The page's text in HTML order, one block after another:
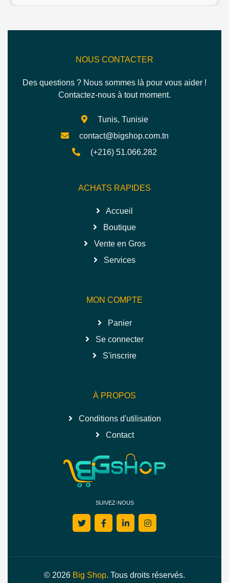
NOUS CONTACTER
Des questions ? Nous sommes là pour vous aider !
Contactez-nous à tout moment.
Tunis, Tunisie
contact@bigshop.com.tn
(+216) 51.066.282
ACHATS RAPIDES
Accueil
Boutique
Vente en Gros
Services
MON COMPTE
Panier
Se connecter
S'inscrire
À PROPOS
Conditions d'utilisation
Contact
SUIVEZ-NOUS
© 2026 Big Shop. Tous droits réservés.